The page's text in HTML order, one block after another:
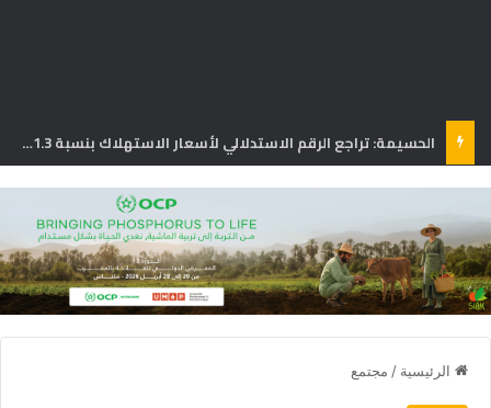
الحسيمة: تراجع الرقم الاستدلالي لأسعار الاستهلاك بنسبة 1.3% في يونيو
الرئيسية / مجتمع